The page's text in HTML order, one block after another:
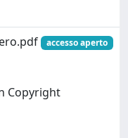
accesso aperto
Copyright